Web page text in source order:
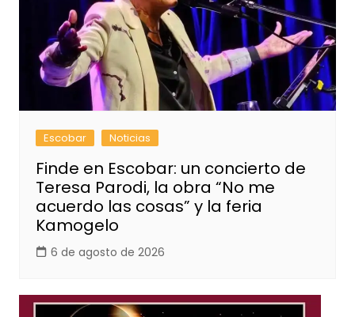
Escobar Noticias
Finde en Escobar: un concierto de
Teresa Parodi, la obra “No me
acuerdo las cosas” y la feria
Kamogelo
6 de agosto de 2026